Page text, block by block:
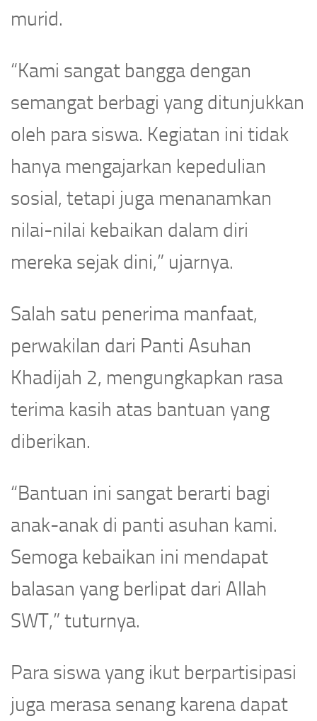
murid.
“Kami sangat bangga dengan
semangat berbagi yang ditunjukkan
oleh para siswa. Kegiatan ini tidak
hanya mengajarkan kepedulian
sosial, tetapi juga menanamkan
nilai-nilai kebaikan dalam diri
mereka sejak dini,” ujarnya.
Salah satu penerima manfaat,
perwakilan dari Panti Asuhan
Khadijah 2, mengungkapkan rasa
terima kasih atas bantuan yang
diberikan.
“Bantuan ini sangat berarti bagi
anak-anak di panti asuhan kami.
Semoga kebaikan ini mendapat
balasan yang berlipat dari Allah
SWT,” tuturnya.
Para siswa yang ikut berpartisipasi
juga merasa senang karena dapat